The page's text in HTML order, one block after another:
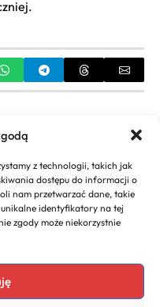
z technologii, takich jak
dostępu do informacji o
nam przetwarzać dane, takie
identyfikatory na tej
zgody może niekorzystnie
o firmie, którą
NEXT
nieprzyjemnych
niespodzianek?